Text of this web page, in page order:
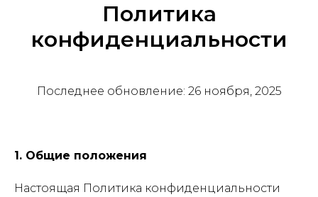
Политика
конфиденциальности
Последнее обновление: 26 ноября, 2025
1. Общие положения
Настоящая Политика конфиденциальности